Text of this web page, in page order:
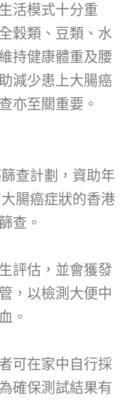
活模式十分重
穀類、豆類、水
持健康體重及腰
減少患上大腸癌
亦至關重要。
查計劃，資助年
腸癌症狀的香港
查。
評估，並會獲發
，以檢測大便中
。
可在家中自行採
確保測試結果有